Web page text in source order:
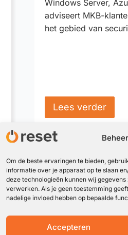
Om de beste ervaringen te bieden,
informatie over je apparaat op te slaan
deze technologieën kunnen wij
verwerken. Als je geen toestemming
nadelige invloed hebben op bepaalde
Accepteren
Windows Server,
adviseert MKB-
het gebied van
Lees verder